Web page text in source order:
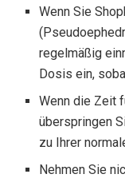
Wenn Sie
regelmäßig
Dosis ein,
Wenn die Zeit
überspringen
zu Ihrer
Nehmen Sie